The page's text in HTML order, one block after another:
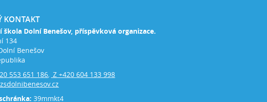
KONTAKT
škola Dolní Benešov, příspěvková organizace.
134
Benešov
553 651 186, Z +420 604 133 998
39mmkt4